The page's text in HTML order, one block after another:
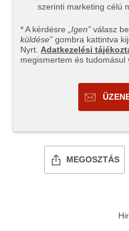
szerinti marketing célú
* A kérdésre „Igen” válasz
küldése” gombra kattintva
Nyrt. Adatkezelési
megismertem és tudomásul
MEGOSZTÁS